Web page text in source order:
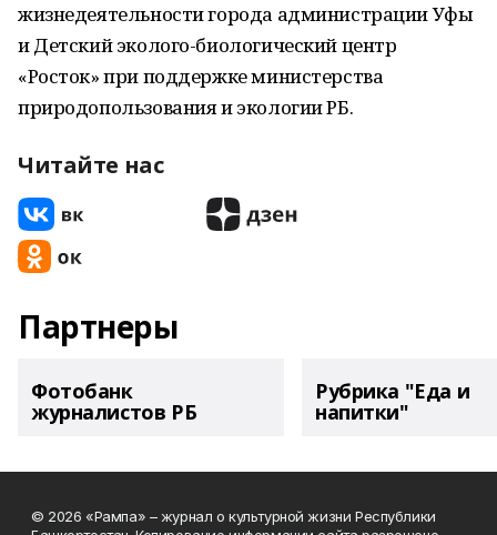
жизнедеятельности города администрации Уфы
и Детский эколого-биологический центр
«Росток» при поддержке министерства
природопользования и экологии РБ.
Читайте нас
Партнеры
Фотобанк
журналистов РБ
Рубрика "Еда и
напитки"
© 2026 «Рампа» – журнал о культурной жизни Республики